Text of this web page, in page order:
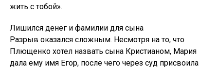
жить с тобой».
Лишился денег и фамилии для сына
Разрыв оказался сложным. Несмотря на то, что
Плющенко хотел назвать сына Кристианом, Мария
дала ему имя Егор, после чего через суд присвоила